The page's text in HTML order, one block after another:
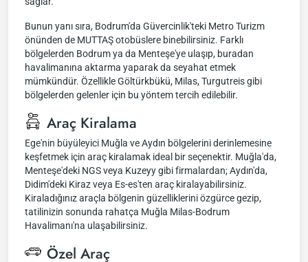
Bunun yanı sıra, Bodrum'da Güvercinlik'teki Metro Turizm
önünden de MUTTAŞ otobüslere binebilirsiniz. Farklı
bölgelerden Bodrum ya da Menteşe'ye ulaşıp, buradan
havalimanına aktarma yaparak da seyahat etmek
mümkündür. Özellikle Göltürkbükü, Milas, Turgutreis gibi
bölgelerden gelenler için bu yöntem tercih edilebilir.
Araç Kiralama
Ege'nin büyüleyici Muğla ve Aydın bölgelerini derinlemesine
keşfetmek için araç kiralamak ideal bir seçenektir. Muğla'da,
Menteşe'deki NGS veya Kuzeyy gibi firmalardan; Aydın'da,
Didim'deki Kiraz veya Es-es'ten araç kiralayabilirsiniz.
Kiraladığınız araçla bölgenin güzelliklerini özgürce gezip,
tatilinizin sonunda rahatça Muğla Milas-Bodrum
Havalimanı'na ulaşabilirsiniz.
Özel Araç